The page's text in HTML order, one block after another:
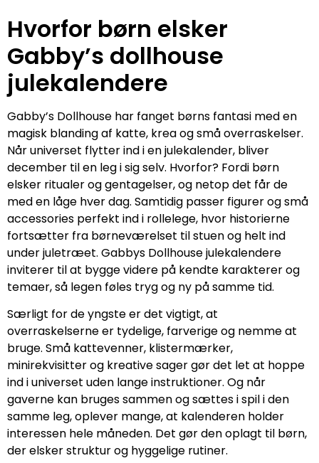
Hvorfor børn elsker
Gabby’s dollhouse
julekalendere
Gabby’s Dollhouse har fanget børns fantasi med en
magisk blanding af katte, krea og små overraskelser.
Når universet flytter ind i en julekalender, bliver
december til en leg i sig selv. Hvorfor? Fordi børn
elsker ritualer og gentagelser, og netop det får de
med en låge hver dag. Samtidig passer figurer og små
accessories perfekt ind i rollelege, hvor historierne
fortsætter fra børneværelset til stuen og helt ind
under juletræet. Gabbys Dollhouse julekalendere
inviterer til at bygge videre på kendte karakterer og
temaer, så legen føles tryg og ny på samme tid.
Særligt for de yngste er det vigtigt, at
overraskelserne er tydelige, farverige og nemme at
bruge. Små kattevenner, klistermærker,
minirekvisitter og kreative sager gør det let at hoppe
ind i universet uden lange instruktioner. Og når
gaverne kan bruges sammen og sættes i spil i den
samme leg, oplever mange, at kalenderen holder
interessen hele måneden. Det gør den oplagt til børn,
der elsker struktur og hyggelige rutiner.